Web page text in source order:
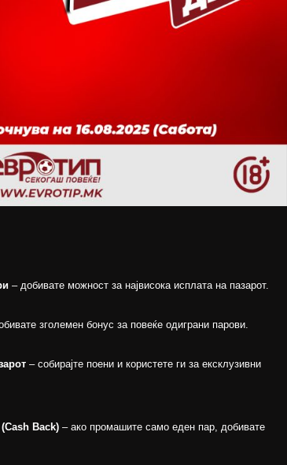
– добивате можност за највисока исплата на пазарот.
зголемен бонус за повеќе одиграни парови.
– собирајте поени и користете ги за ексклузивни
Back) – ако промашите само еден пар, добивате